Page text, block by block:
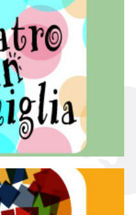
famiglia
di teatro concepita
del teatro all’intera